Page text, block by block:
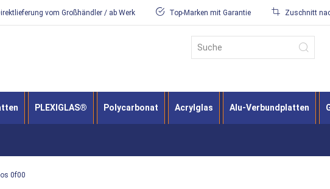
vom Großhändler / ab Werk Top-Marken mit Garantie Zuschnitt
Suche
PLEXIGLAS® Polycarbonat Acrylglas Alu-Verbundplatten
0f00